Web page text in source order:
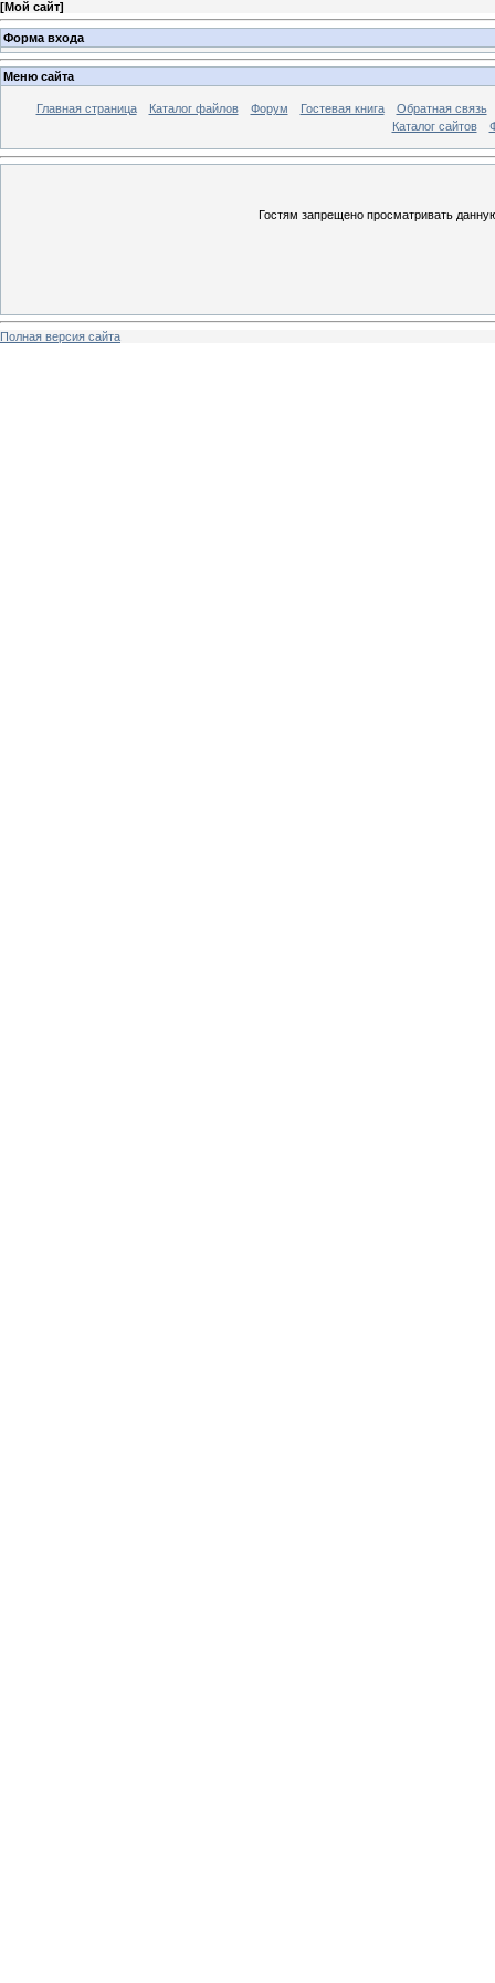
[Мой сайт]
Форма входа
Меню сайта
Главная страница Каталог файлов Форум Гостевая книга
Обратная связь
Каталог сайтов
Гостям запрещено просматривать
Полная версия сайта